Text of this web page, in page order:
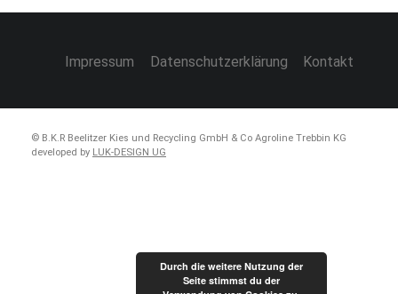
Kontakt
Datenschutzerklärung
Impressum
© B.K.R Beelitzer Kies und Recycling GmbH & Co Agroline Trebbin KG
developed by LUK-DESIGN UG
Durch die weitere Nutzung der
Seite stimmst du der